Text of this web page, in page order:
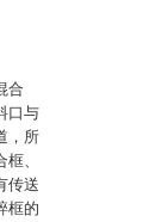
合
口与
，所
、
传送
框的